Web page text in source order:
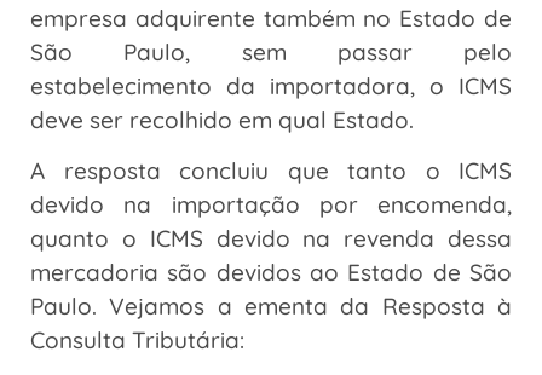
empresa adquirente também no Estado de
São Paulo, sem passar pelo
estabelecimento da importadora, o ICMS
deve ser recolhido em qual Estado.
A resposta concluiu que tanto o ICMS
devido na importação por encomenda,
quanto o ICMS devido na revenda dessa
mercadoria são devidos ao Estado de São
Paulo. Vejamos a ementa da Resposta à
Consulta Tributária: